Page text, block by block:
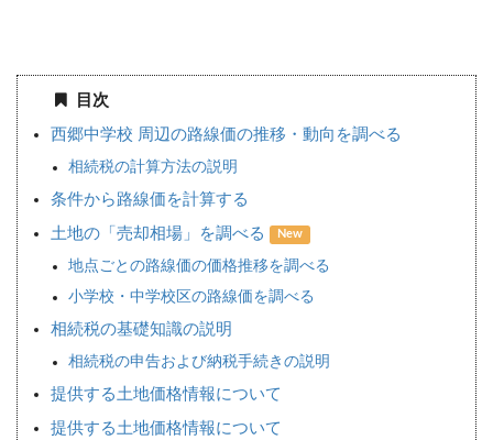
目次
西郷中学校 周辺の路線価の推移・動向を調べる
相続税の計算方法の説明
条件から路線価を計算する
土地の「売却相場」を調べる New
地点ごとの路線価の価格推移を調べる
小学校・中学校区の路線価を調べる
相続税の基礎知識の説明
相続税の申告および納税手続きの説明
提供する土地価格情報について
提供する土地価格情報について